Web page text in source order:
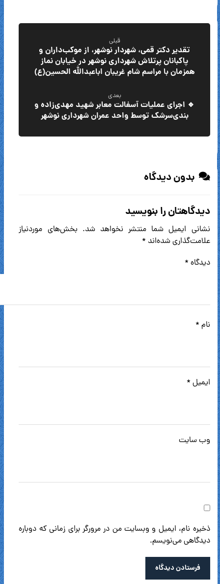
قبلی
تقدیر دکتر قمی، شهردار نوشهر، از موکب‌داران و
پاکبانان پرتلاش شهرداری نوشهر در خیابان نماز
همزمان با مراسم شام غریبان اباعبدالله الحسین(ع)
بعدی
🔹 اجرای عملیات آسفالت معابر شهید مهدی‌زاده و
بندی‌سرشک توسط واحد عمران شهرداری نوشهر
بدون دیدگاه
دیدگاهتان را بنویسید
نشانی ایمیل شما منتشر نخواهد شد. بخش‌های موردنیاز
علامت‌گذاری شده‌اند *
دیدگاه *
نام *
ایمیل *
وب‌ سایت
ذخیره نام، ایمیل و وبسایت من در مرورگر برای زمانی که دوباره
دیدگاهی می‌نویسم.
فرستادن دیدگاه